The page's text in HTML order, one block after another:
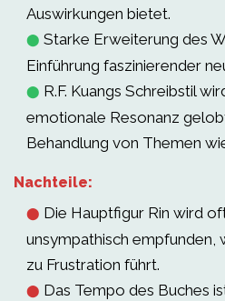
Auswirkungen bietet.
⬤ Starke Erweiterung des
Einführung faszinierender
⬤ R.F. Kuangs Schreibstil
emotionale Resonanz
Behandlung von Themen
Nachteile:
⬤ Die Hauptfigur Rin wird
unsympathisch empfunden,
zu Frustration führt.
⬤ Das Tempo des Buches